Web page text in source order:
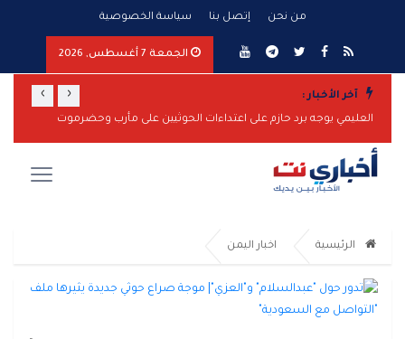
من نحن إتصل بنا سياسة الخصوصية
الجمعة 7 أغسطس, 2026
آخر الأخبار :
العليمي يوجه برد حازم على اعتداءات الحوثيين على مأرب وحضرموت
‹
›
الرئيسية اخبار اليمن